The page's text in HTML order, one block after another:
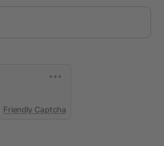
Friendly Captcha